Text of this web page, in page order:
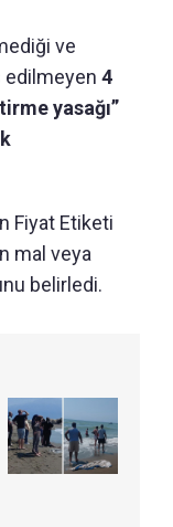
ve
edilmeyen 4
yasağı”
Fiyat Etiketi
mal veya
belirledi.